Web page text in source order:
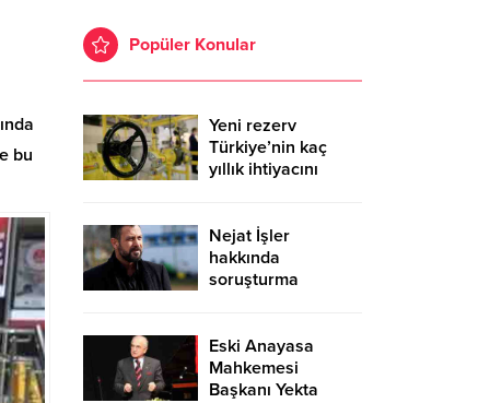
bu
Popüler Konular
Yeni rezerv
Türkiye’nin kaç
yıllık ihtiyacını
Nejat İşler
hakkında
soruşturma
Eski Anayasa
Mahkemesi
Başkanı Yekta